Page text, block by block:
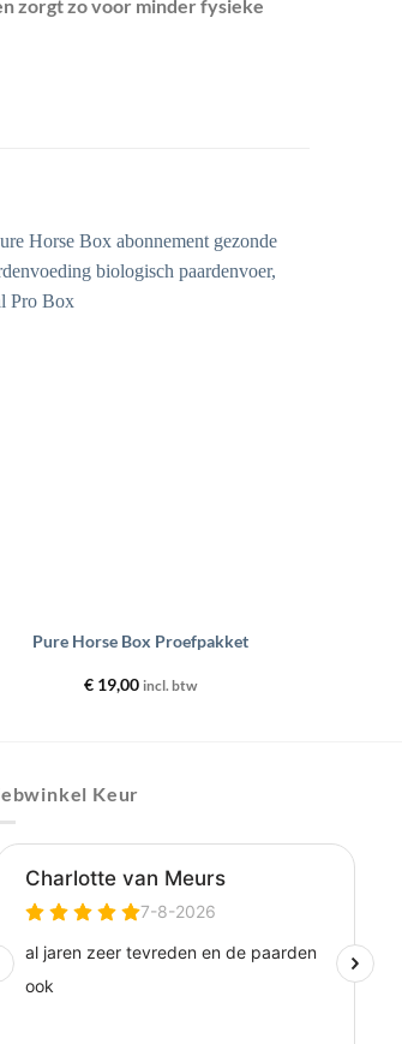
zorgt zo voor minder fysieke
Pure Horse Box Proefpakket
€19,00 incl. btw
Keur